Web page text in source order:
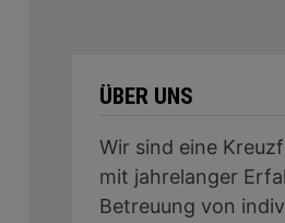
ÜBER UNS
Wir sind eine
mit jahrelanger
Betreuung von